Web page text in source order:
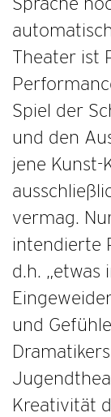
Theater ist
Spiel der
und den
jene Kunst-
vermag.
intendierte
d.h. „etwas
und
Kreativität